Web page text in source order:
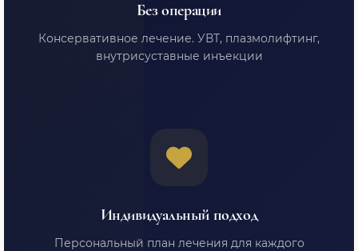
Без операции
Консервативное лечение. УВТ, плазмолифтинг,
внутрисуставные инъекции
Индивидуальный подход
Персональный план лечения для каждого